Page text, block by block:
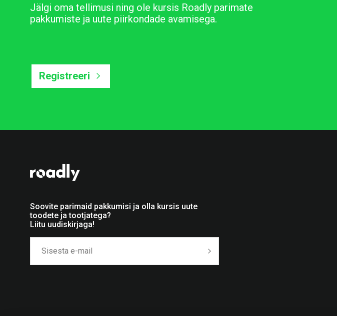
Jälgi oma tellimusi ning ole kursis Roadly parimate
pakkumiste ja uute piirkondade avamisega.
Registreeri
Soovite parimaid pakkumisi ja olla kursis uute
toodete ja tootjatega?
Liitu uudiskirjaga!